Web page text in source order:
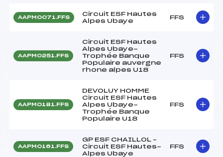
AAPM0071.FFS
Circuit ESF Hautes
Alpes Ubaye
FFS
AAPM0251.FFS
Circuit ESF Hautes
Alpes Ubaye-
Trophée Banque
Populaire auvergne
rhone alpes U18
FFS
AAPM0181.FFS
DEVOLUY HOMME
Circuit ESF Hautes
Alpes Ubaye-
Trophée Banque
Populaire U18
FFS
AAPM0161.FFS
GP ESF CHAILLOL –
Circuit ESF Hautes-
Alpes Ubaye
FFS